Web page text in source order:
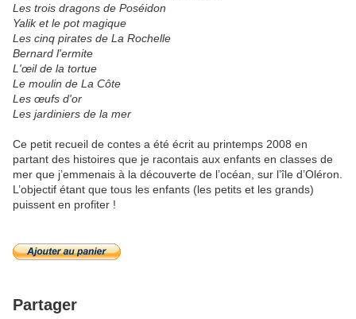
Les trois dragons de Poséidon
Yalik et le pot magique
Les cinq pirates de La Rochelle
Bernard l'ermite
L'œil de la tortue
Le moulin de La Côte
Les œufs d'or
Les jardiniers de la mer
Ce petit recueil de contes a été écrit au printemps 2008 en
partant des histoires que je racontais aux enfants en classes de
mer que j’emmenais à la découverte de l’océan, sur l’île d’Oléron.
L’objectif étant que tous les enfants (les petits et les grands)
puissent en profiter !
Partager